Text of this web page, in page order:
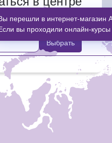
перешли в интернет-магазин
вы проходили онлайн-
ВАШИ ЗАКАЗЫ КАК
Выбрать